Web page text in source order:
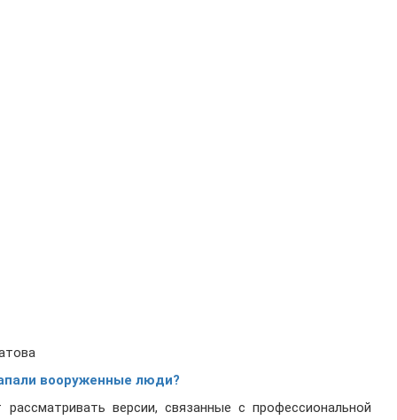
вооруженные люди?
версии, связанные с профессиональной